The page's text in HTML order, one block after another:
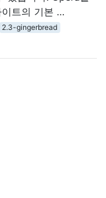
트의 기본 …
2.3-gingerbread